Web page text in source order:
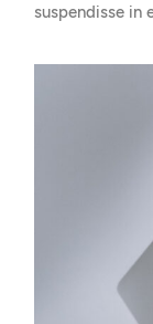
suspendisse in